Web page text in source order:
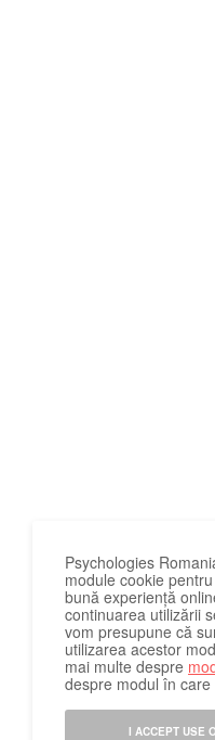
Psychologies
module cookie
bună experiență
continuarea utilizării
vom presupune că
utilizarea acestor
mai multe despre
despre modul în
I ACCEPT USE